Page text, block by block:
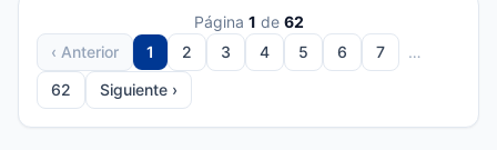
Página 1 de 62
‹ Anterior
1 2 3 4 5 6 7
…
62
Siguiente ›